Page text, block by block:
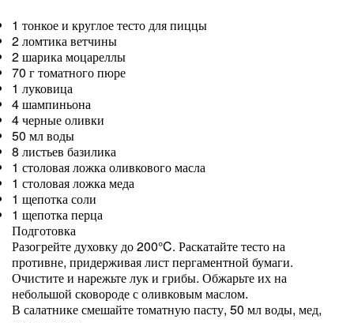
1 тонкое и круглое тесто для пиццы
2 ломтика ветчины
2 шарика моцареллы
70 г томатного пюре
1 луковица
4 шампиньона
4 черные оливки
50 мл воды
8 листьев базилика
1 столовая ложка оливкового масла
1 столовая ложка меда
1 щепотка соли
1 щепотка перца
Подготовка
Разогрейте духовку до 200°C. Раскатайте тесто на
противне, придерживая лист пергаментной бумаги.
Очистите и нарежьте лук и грибы. Обжарьте их на
небольшой сковороде с оливковым маслом.
В салатнике смешайте томатную пасту, 50 мл воды, мед,